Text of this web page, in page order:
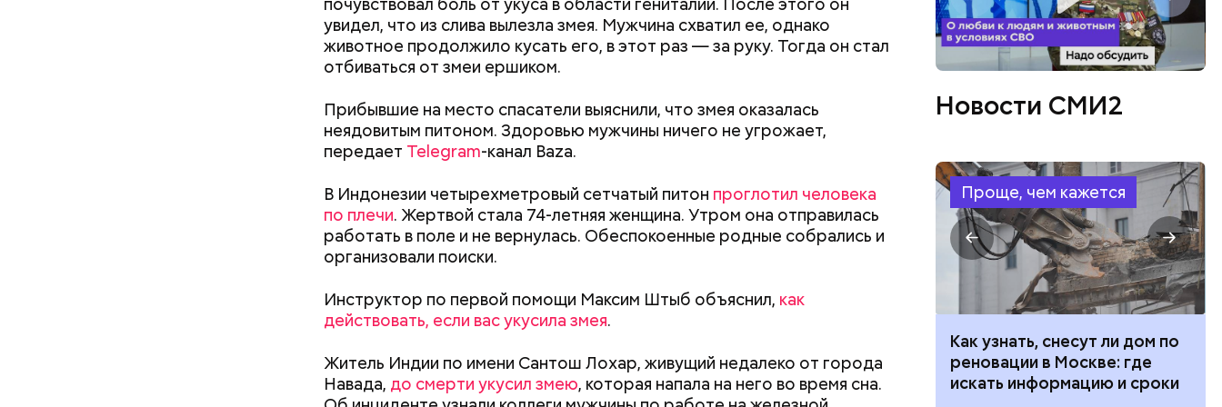
увидел, что из слива вылезла змея. Мужчина схватил ее, однако
животное продолжило кусать его, в этот раз — за руку. Тогда он стал
отбиваться от змеи ершиком.
Прибывшие на место спасатели выяснили, что змея оказалась
неядовитым питоном. Здоровью мужчины ничего не угрожает,
передает Telegram-канал Baza.
В Индонезии четырехметровый сетчатый питон проглотил человека
по плечи. Жертвой стала 74-летняя женщина. Утром она отправилась
работать в поле и не вернулась. Обеспокоенные родные собрались и
организовали поиски.
Инструктор по первой помощи Максим Штыб объяснил, как
действовать, если вас укусила змея.
Житель Индии по имени Сантош Лохар, живущий недалеко от города
Навада, до смерти укусил змею, которая напала на него во время сна.
Леонтьев заметил, что атака целой акульей стаи на человека в
открытом море или океане вполне реальна. Следовательно, нужно
— Для группы из пяти человек такое путешествие обойдется в
пределах 340 белорусских рублей (около 10311 рублей по ЦБ РФ —
прим. «ВМ»), — уточнил он.
Новости СМИ2
Проще, чем кажется
не получить штраф
рублей от государства при
трудной ситуации: кто может
Как узнать, снесут ли дом по
реновации в Москве: где
искать информацию и сроки